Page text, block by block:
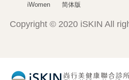
iWomen 简体版
Copyright © 2020 iSKIN All